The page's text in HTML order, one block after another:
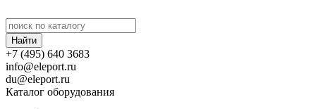
+7 (495) 640 3683
info@eleport.ru
du@eleport.ru
Каталог оборудования